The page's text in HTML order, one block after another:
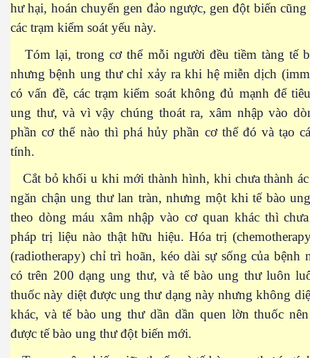
hư hại, hoán chuyển gen đảo ngược, gen đột biến
các trạm kiểm soát yếu này.
Tóm lại, trong cơ thể mỗi người đều tiềm tàng tế
nhưng bệnh ung thư chỉ xảy ra khi hệ miễn dịch
có vấn đề, các trạm kiểm soát không đủ mạnh để
ung thư, và vì vậy chúng thoát ra, xâm nhập vào
phần cơ thể nào thì phá hủy phần cơ thể đó và tạo
tính.
Cắt bỏ khối u khi mới thành hình, khi chưa thành
ngăn chận ung thư lan tràn, nhưng một khi tế bào
theo dòng máu xâm nhập vào cơ quan khác thì
pháp trị liệu nào thật hữu hiệu. Hóa trị
(radiotherapy) chỉ trì hoãn, kéo dài sự sống của bệnh
có trên 200 dạng ung thư, và tế bào ung thư luôn
thuốc này diệt được ung thư dạng này nhưng không
khác, và tế bào ung thư dần dần quen lờn thuốc
được tế bào ung thư đột biến mới.
Pháp